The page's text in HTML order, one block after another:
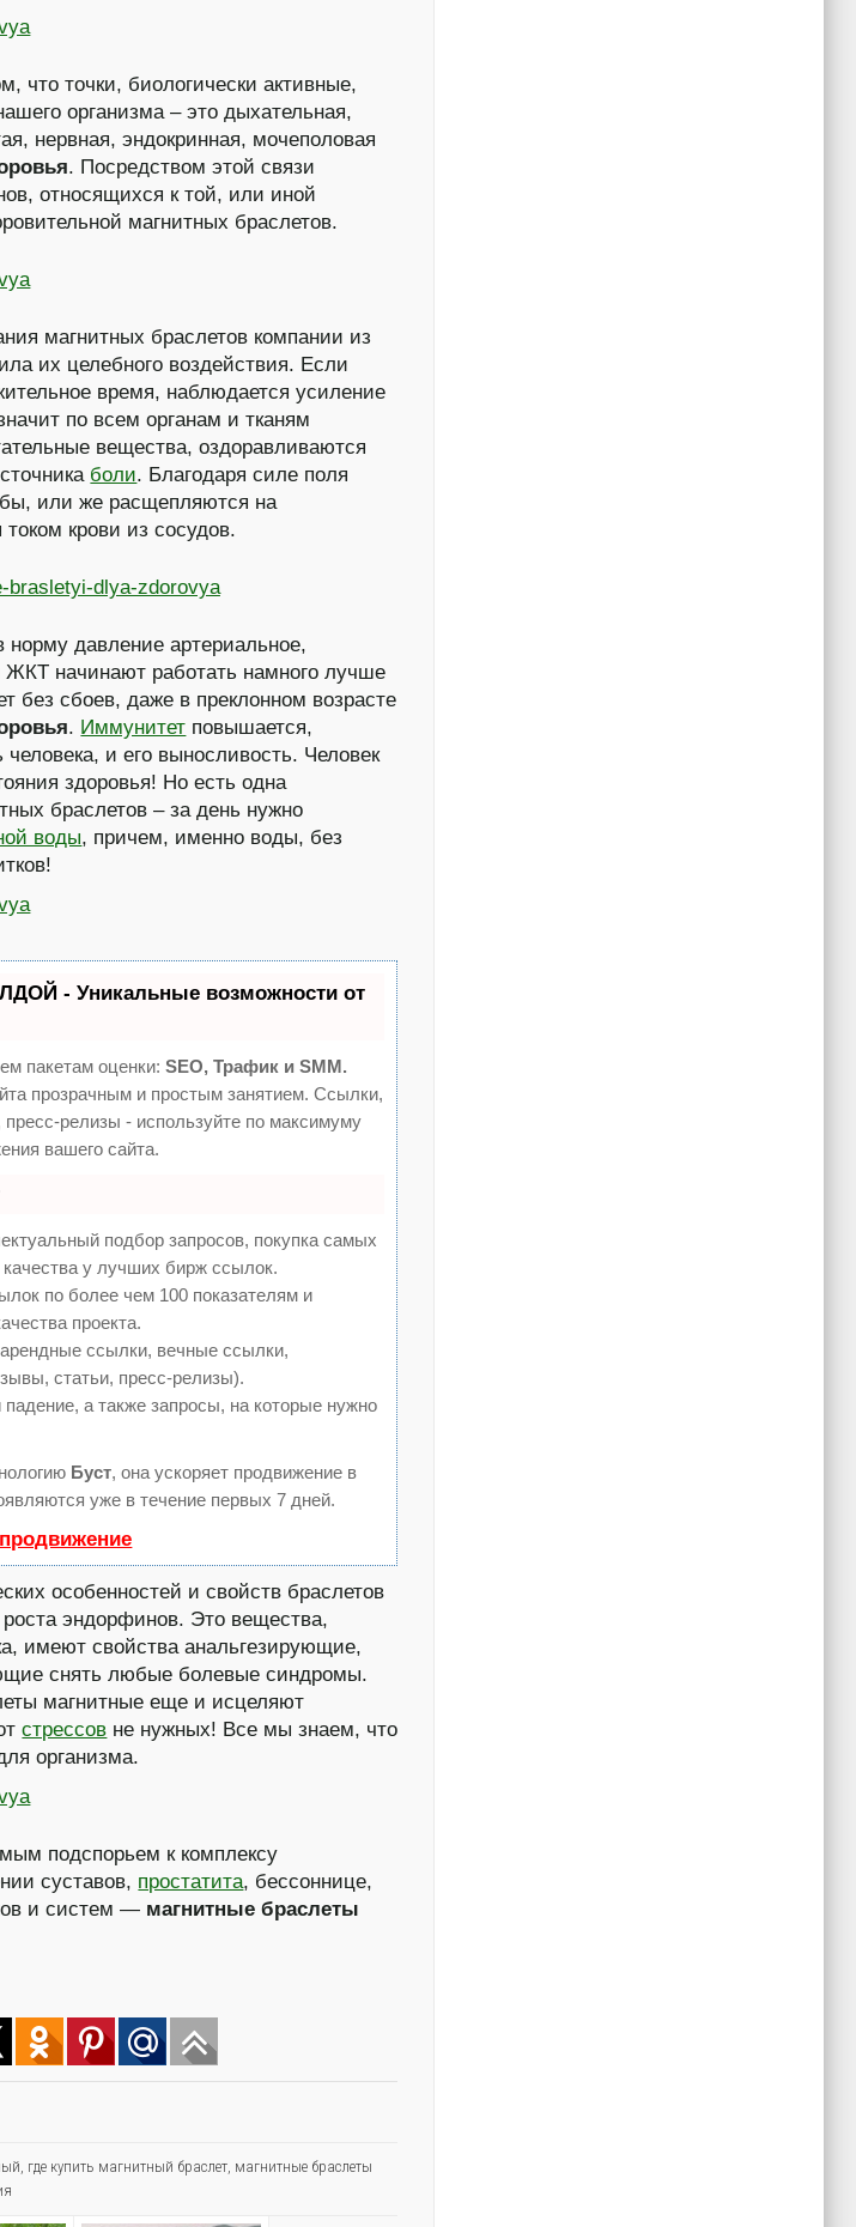
что точки, биологически активные,
организма – это дыхательная,
нервная, эндокринная, мочеполовая
. Посредством этой связи
относящихся к той, или иной
магнитных браслетов.
магнитных браслетов компании из
их целебного воздействия. Если
время, наблюдается усиление
по всем органам и тканям
вещества, оздоравливаются
боли. Благодаря силе поля
или же расщепляются на
крови из сосудов.
давление артериальное,
ЖКТ начинают работать намного лучше
без сбоев, даже в преклонном возрасте
. Иммунитет повышается,
и его выносливость. Человек
здоровья! Но есть одна
браслетов – за день нужно
воды, причем, именно воды, без
- Уникальные возможности от
пакетам оценки:SEO, Трафик и SMM.
прозрачным и простым занятием. Ссылки,
релизы - используйте по максимуму
вашего сайта.
подбор запросов, покупка самых
у лучших бирж ссылок.
по более чем 100 показателям и
проекта.
ссылки, вечные ссылки,
статьи, пресс-релизы).
а также запросы, на которые нужно
Буст, она ускоряет продвижение в
уже в течение первых 7 дней.
особенностей и свойств браслетов
эндорфинов. Это вещества,
имеют свойства анальгезирующие,
снять любые болевые синдромы.
магнитные еще и исцеляют
стрессов не нужных! Все мы знаем, что
организма.
подспорьем к комплексу
суставов, простатита, бессоннице,
и систем — магнитные браслеты
где купить магнитный браслет магнитные браслеты